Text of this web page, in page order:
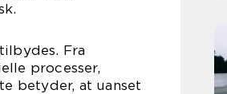
Fra
processer,
betyder, at uanset